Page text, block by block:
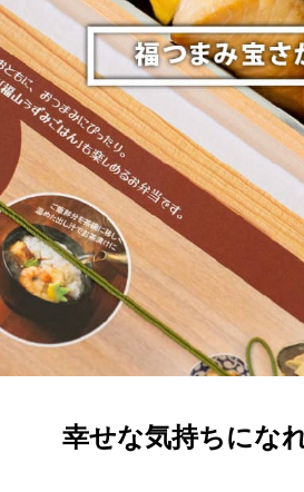
幸せな気持ちにな